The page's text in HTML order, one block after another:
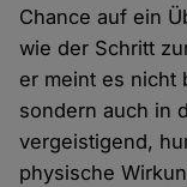
Chance auf ein
wie der Schritt
er meint es nicht
sondern auch in
vergeistigend,
physische